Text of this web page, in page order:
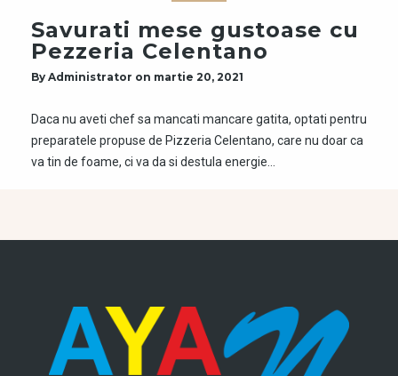
Savurati mese gustoase cu
Pezzeria Celentano
By Administrator on martie 20, 2021
Daca nu aveti chef sa mancati mancare gatita, optati pentru
preparatele propuse de Pizzeria Celentano, care nu doar ca
va tin de foame, ci va da si destula energie…